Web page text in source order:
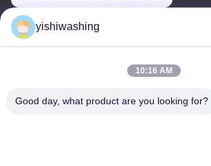
เวลาทํางาน
9:00-18:00
ที่อยู่ บริษัท
yishiwashing
10:16 AM
Good day, what product are you looking for?